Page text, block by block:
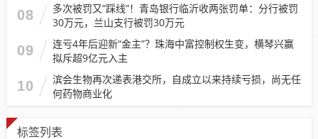
08
多次被罚又“踩线”！青岛银行临沂收两张罚单：分行被罚
30万元，兰山支行被罚30万元
09
连亏4年后迎新“金主”？珠海中富控制权生变，横琴兴赢
拟斥超9亿元入主
10
滨会生物再次递表港交所，自成立以来持续亏损，尚无任
何药物商业化
标签列表